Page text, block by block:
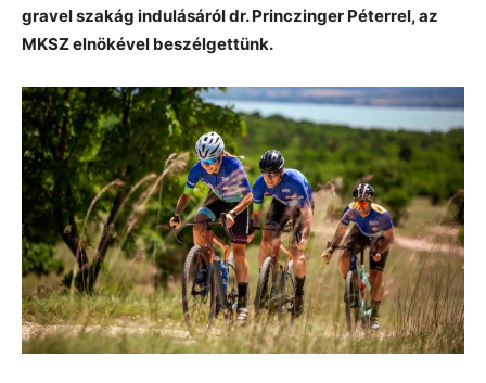
gravel szakág indulásáról dr. Princzinger Péterrel, az
MKSZ elnökével beszélgettünk.